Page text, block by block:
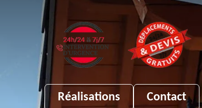
Réalisations Contact